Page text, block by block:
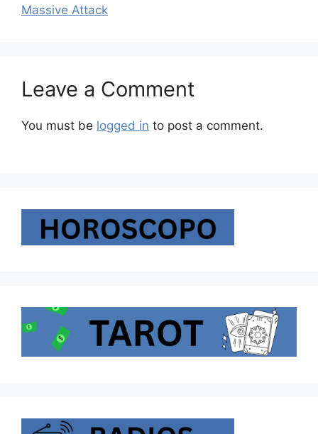
Massive Attack
Leave a Comment
You must be logged in to post a comment.